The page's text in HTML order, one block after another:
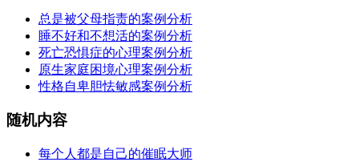
总是被父母指责的案例分析
睡不好和不想活的案例分析
死亡恐惧症的心理案例分析
原生家庭困境心理案例分析
性格自卑胆怯敏感案例分析
随机内容
每个人都是自己的催眠大师